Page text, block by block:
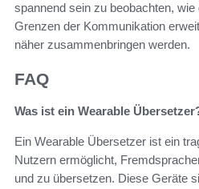
spannend sein zu beobachten,
Grenzen der Kommunikation
näher zusammenbringen werden.
FAQ
Was ist ein Wearable
Ein Wearable Übersetzer ist ein
Nutzern ermöglicht,
und zu übersetzen. Diese Geräte